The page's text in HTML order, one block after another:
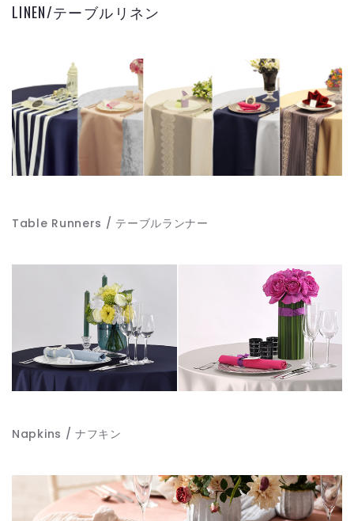
LINEN/テーブルリネン
Table Runners / テーブルランナー
Napkins / ナフキン